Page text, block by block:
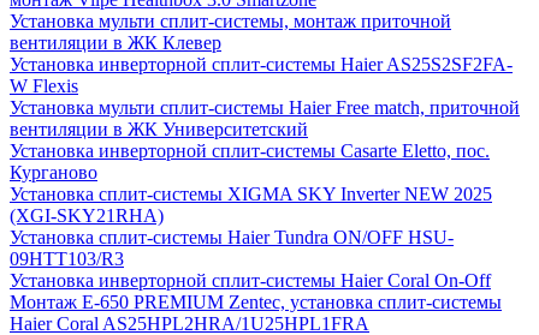
Установка мульти сплит-системы, монтаж приточной
вентиляции в ЖК Клевер
Установка инверторной сплит-системы Haier AS25S2SF2FA-
W Flexis
Установка мульти сплит-системы Haier Free match, приточной
вентиляции в ЖК Университетский
Установка инверторной сплит-системы Casarte Eletto, пос.
Курганово
Установка сплит-системы XIGMA SKY Inverter NEW 2025
(XGI-SKY21RHA)
Установка сплит-системы Haier Tundra ON/OFF HSU-
09HTT103/R3
Установка инверторной сплит-системы Haier Coral On-Off
Монтаж E-650 PREMIUM Zentec, установка сплит-системы
Haier Coral AS25HPL2HRA/1U25HPL1FRA